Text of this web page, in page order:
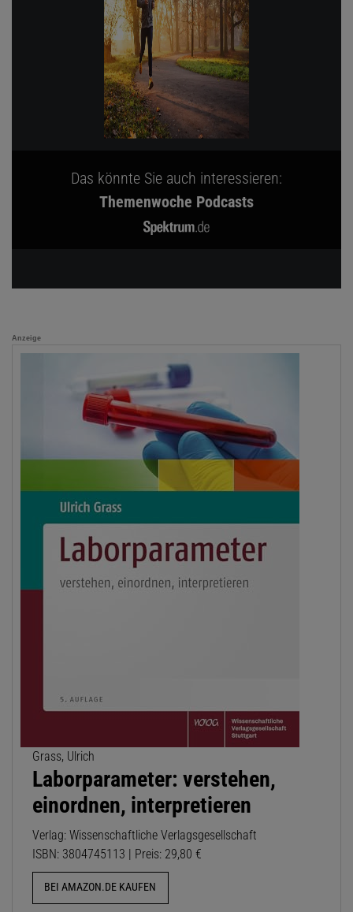
Das könnte Sie auch interessieren:
Themenwoche Podcasts
Anzeige
Grass, Ulrich
Laborparameter: verstehen,
einordnen, interpretieren
Verlag: Wissenschaftliche Verlagsgesellschaft
ISBN: 3804745113 | Preis: 29,80 €
BEI AMAZON.DE KAUFEN